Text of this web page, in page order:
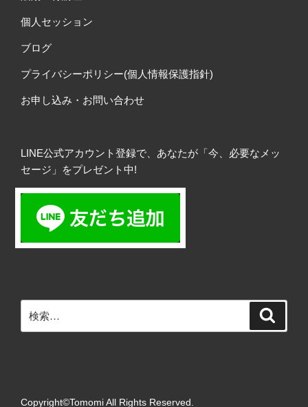
個人セッション
ブログ
プライバシーポリシー(個人情報保護指針)
お申し込み・お問い合わせ
LINE公式アカウント登録で、あなたが「今、必要なメッ
セージ」をプレゼント中!
索:
Copyright©Tomomi All Rights Reserved.